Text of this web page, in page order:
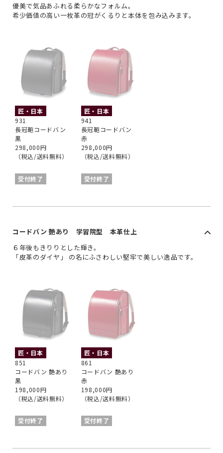
優美で気品あふれる柔らかなフォルム。
希少価値の高い一枚革の冠がくるりと本体を包み込みます。
匠・日本
931
長冠鞄コードバン
黒
298,000円
（税込/送料無料）
受付終了
匠・日本
941
長冠鞄コードバン
赤
298,000円
（税込/送料無料）
受付終了
コードバン 艶あり 学習院型 本革仕上
６年後もきりりとした輝き。
「皮革のダイヤ」 の名にふさわしい堅牢で美しい逸品です。
匠・日本
851
コードバン 艶あり
黒
198,000円
（税込/送料無料）
受付終了
匠・日本
861
コードバン 艶あり
赤
198,000円
（税込/送料無料）
受付終了